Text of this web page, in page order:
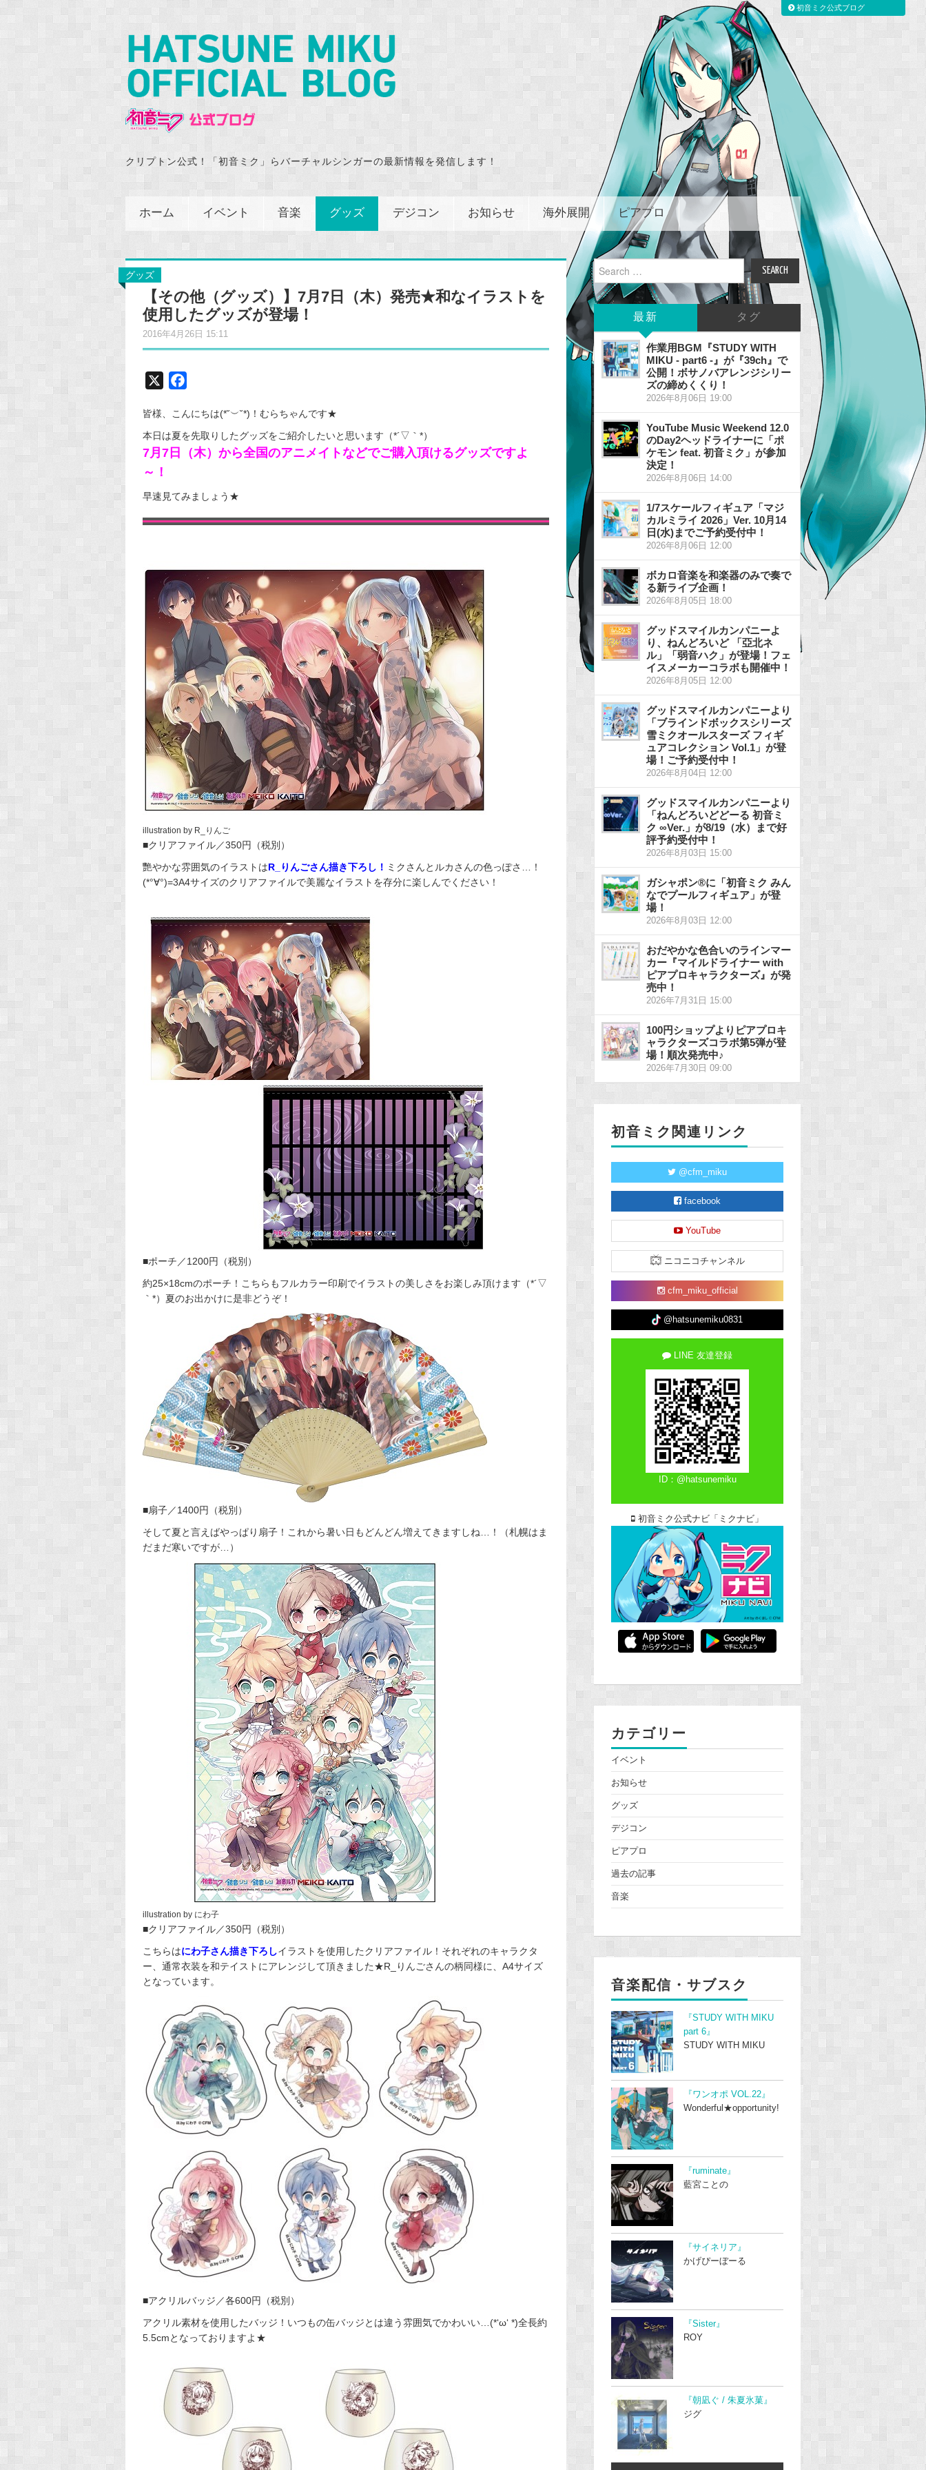
クリプトン公式！「初音ミク」らバーチャルシンガーの最新情報を発信します！
ホーム イベント 音楽 グッズ デジコン お知らせ 海外展開 ピアプロ
グッズ
【その他（グッズ）】7月7日（木）発売★和なイラストを
使用したグッズが登場！
2016年4月26日 15:11
c
e
b
皆様、こんにちは(*˘︶˘*)！むらちゃんです★
本日は夏を先取りしたグッズをご紹介したいと思います（*´▽｀*）
7月7日（木）から全国のアニメイトなどでご購入頂けるグッズですよ
～！
早速見てみましょう★
illustration by R_りんご
■クリアファイル／350円（税別）
艷やかな雰囲気のイラストはR_りんごさん描き下ろし！ ミクさんとルカさんの色っぽさ…！
(*°∀°)=3A4サイズのクリアファイルで美麗なイラストを存分に楽しんでください！
■ポーチ／1200円（税別）
約25×18cmのポーチ！こちらもフルカラー印刷でイラストの美しさをお楽しみ頂けます（*´▽
｀*）夏のお出かけに是非どうぞ！
■扇子／1400円（税別）
そして夏と言えばやっぱり扇子！これから暑い日もどんどん増えてきますしね…！（札幌はま
だまだ寒いですが…）
illustration by にわ子
■クリアファイル／350円（税別）
こちらはにわ子さん描き下ろしイラストを使用したクリアファイル！それぞれのキャラクタ
ー、通常衣装を和テイストにアレンジして頂きました★R_りんごさんの柄同様に、A4サイズ
となっています。
■アクリルバッジ／各600円（税別）
アクリル素材を使用したバッジ！いつもの缶バッジとは違う雰囲気でかわいい…(*‘ω‘ *)全長約
5.5cmとなっておりますよ★
Search
for:
最新 タグ
作業用BGM『STUDY WITH
MIKU - part6 -』が『39ch』で
公開！ボサノバアレンジシリー
ズの締めくくり！
2026年8月06日 19:00
YouTube Music Weekend 12.0
のDay2ヘッドライナーに「ポ
ケモン feat. 初音ミク」が参加
決定！
2026年8月06日 14:00
1/7スケールフィギュア「マジ
カルミライ 2026」Ver. 10月14
日(水)までご予約受付中！
2026年8月06日 12:00
ボカロ音楽を和楽器のみで奏で
る新ライブ企画！
2026年8月05日 18:00
グッドスマイルカンパニーよ
り、ねんどろいど 「亞北ネ
ル」「弱音ハク」が登場！フェ
イスメーカーコラボも開催中！
2026年8月05日 12:00
グッドスマイルカンパニーより
「ブラインドボックスシリーズ
雪ミクオールスターズ フィギ
ュアコレクション Vol.1」が登
場！ご予約受付中！
2026年8月04日 12:00
グッドスマイルカンパニーより
「ねんどろいどどーる 初音ミ
ク ∞Ver.」が8/19（水）まで好
評予約受付中！
2026年8月03日 15:00
ガシャポン®に「初音ミク みん
なでプールフィギュア」が登
場！
2026年8月03日 12:00
おだやかな色合いのラインマー
カー『マイルドライナー with
ピアプロキャラクターズ』が発
売中！
2026年7月31日 15:00
100円ショップよりピアプロキ
ャラクターズコラボ第5弾が登
場！順次発売中♪
2026年7月30日 09:00
初音ミク関連リンク
@cfm_miku
facebook
YouTube
ニコニコチャンネル
cfm_miku_official
@hatsunemiku0831
LINE 友達登録
ID：@hatsunemiku
初音ミク公式ナビ「ミクナビ」
カテゴリー
イベント
お知らせ
グッズ
デジコン
ピアプロ
過去の記事
音楽
音楽配信・サブスク
『STUDY WITH MIKU
part 6』
STUDY WITH MIKU
『ワンオポ VOL.22』
Wonderful★opportunity!
『ruminate』
藍宮ことの
『サイネリア』
かげぴーぼーる
『Sister』
ROY
『朝凪ぐ / 朱夏氷菓』
ジグ
初音ミク公式ブログ